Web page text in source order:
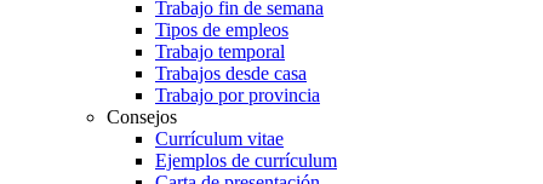
Trabajo fin de semana
Tipos de empleos
Trabajo temporal
Trabajos desde casa
Trabajo por provincia
Consejos
Currículum vitae
Ejemplos de currículum